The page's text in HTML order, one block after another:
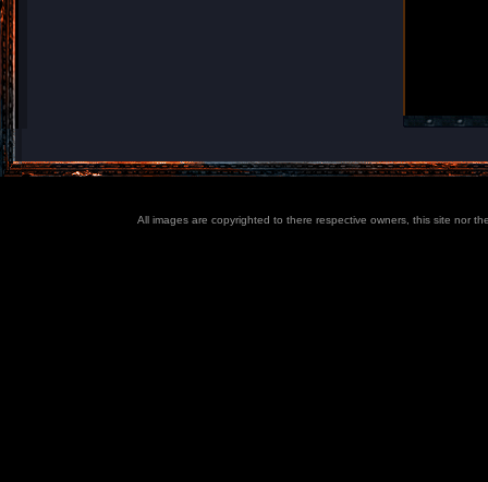
All images are copyrighted to there respective owners, this site nor